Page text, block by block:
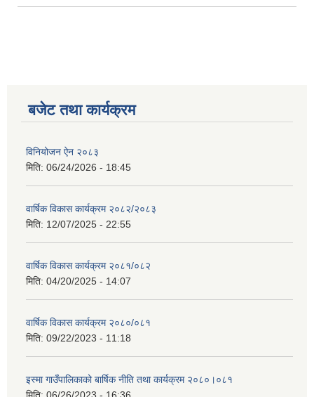
बजेट तथा कार्यक्रम
विनियोजन ऐन २०८३
मिति: 06/24/2026 - 18:45
वार्षिक विकास कार्यक्रम २०८२/२०८३
मिति: 12/07/2025 - 22:55
वार्षिक विकास कार्यक्रम २०८१/०८२
मिति: 04/20/2025 - 14:07
वार्षिक विकास कार्यक्रम २०८०/०८१
मिति: 09/22/2023 - 11:18
इस्मा गाउँपालिकाको बार्षिक नीति तथा कार्यक्रम २०८०।०८१